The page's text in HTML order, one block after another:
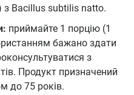
з Bacillus subtilis natto.
приймайте 1 порцію (1
бажано здати
з
Продукт призначений
до 75 років.